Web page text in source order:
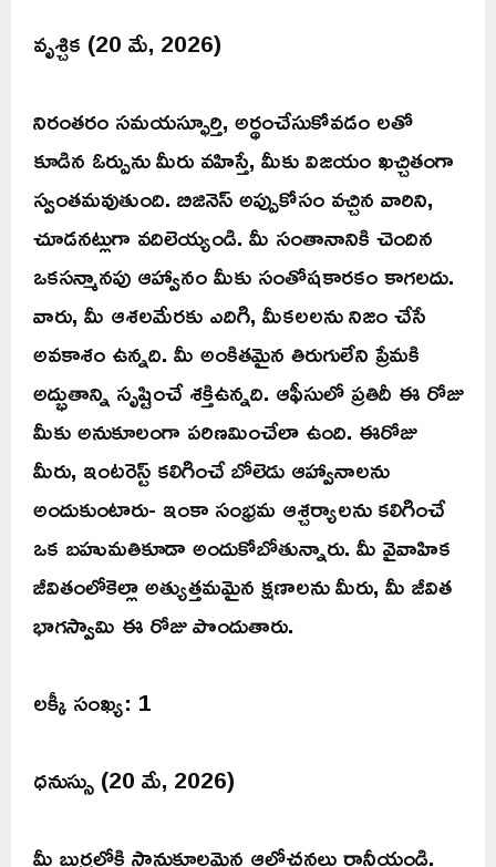
వృశ్చిక (20 మే, 2026)
నిరంతరం సమయస్ఫూర్తి, అర్థంచేసుకోవడం లతో
కూడిన ఓర్పును మీరు వహిస్తే, మీకు విజయం ఖచ్చితంగా
స్వంతమవుతుంది. బిజినెస్ అప్పుకోసం వచ్చిన వారిని,
చూడనట్లుగా వదిలెయ్యండి. మీ సంతానానికి చెందిన
ఒకసన్మానపు ఆహ్వానం మీకు సంతోషకారకం కాగలదు.
వారు, మీ ఆశలమేరకు ఎదిగి, మీకలలను నిజం చేసే
అవకాశం ఉన్నది. మీ అంకితమైన తిరుగులేని ప్రేమకి
అద్భుతాన్ని సృష్టించే శక్తిఉన్నది. ఆఫీసులో ప్రతిదీ ఈ రోజు
మీకు అనుకూలంగా పరిణమించేలా ఉంది. ఈరోజు
మీరు, ఇంటరెస్ట్ కలిగించే బోలెడు ఆహ్వానాలను
అందుకుంటారు- ఇంకా సంభ్రమ ఆశ్చర్యాలను కలిగించే
ఒక బహుమతికూడా అందుకోబోతున్నారు. మీ వైవాహిక
జీవితంలోకెల్లా అత్యుత్తమమైన క్షణాలను మీరు, మీ జీవిత
భాగస్వామి ఈ రోజు పొందుతారు.
లక్కీ సంఖ్య: 1
ధనుస్సు (20 మే, 2026)
మీ బుర్రలోకి సానుకూలమైన ఆలోచనలు రానీయండి.